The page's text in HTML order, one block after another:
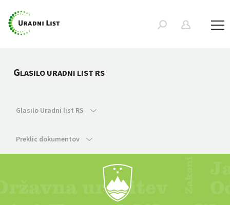
GLASILO URADNI LIST RS
Glasilo Uradni list RS
Preklic dokumentov